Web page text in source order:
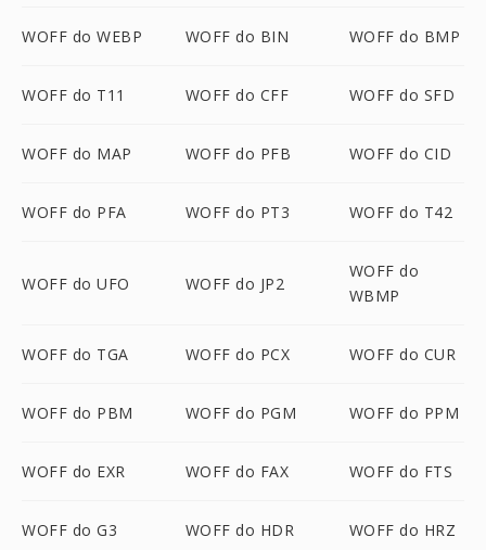
WOFF do WEBP WOFF do BIN WOFF do BMP
WOFF do T11 WOFF do CFF WOFF do SFD
WOFF do MAP WOFF do PFB WOFF do CID
WOFF do PFA WOFF do PT3 WOFF do T42
WOFF do UFO WOFF do JP2
WOFF do
WBMP
WOFF do TGA WOFF do PCX WOFF do CUR
WOFF do PBM WOFF do PGM WOFF do PPM
WOFF do EXR WOFF do FAX WOFF do FTS
WOFF do G3 WOFF do HDR WOFF do HRZ